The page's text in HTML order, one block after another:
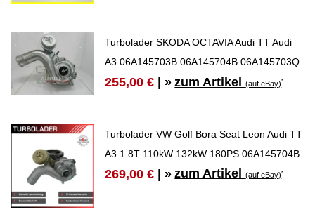
Turbolader SKODA OCTAVIA Audi TT Audi
A3 06A145703B 06A145704B 06A145703Q
255,00 € | » zum Artikel(auf eBay)*
Turbolader VW Golf Bora Seat Leon Audi TT
A3 1.8T 110kW 132kW 180PS 06A145704B
269,00 € | » zum Artikel(auf eBay)*